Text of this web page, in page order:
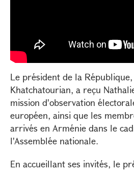
Le président de la République,
Khatchatourian, a reçu
mission d'observation
européen, ainsi que les
arrivés en Arménie dans le
l'Assemblée nationale.
En accueillant ses invités, le